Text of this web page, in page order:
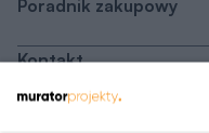
Poradnik zakupowy
Kontakt